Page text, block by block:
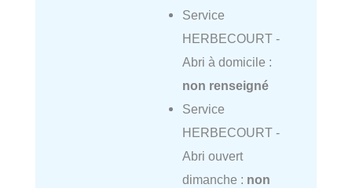
Service
HERBECOURT -
Abri à domicile :
non renseigné
Service
HERBECOURT -
Abri ouvert
dimanche : non